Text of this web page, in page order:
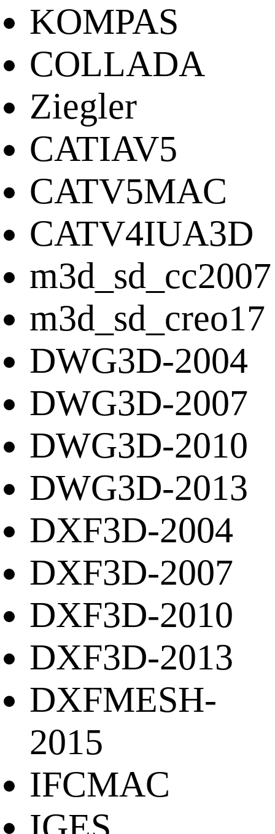
KOMPAS
COLLADA
Ziegler
CATIAV5
CATV5MAC
CATV4IUA3D
m3d_sd_cc2007
m3d_sd_creo17
DWG3D-2004
DWG3D-2007
DWG3D-2010
DWG3D-2013
DXF3D-2004
DXF3D-2007
DXF3D-2010
DXF3D-2013
DXFMESH-
2015
IFCMAC